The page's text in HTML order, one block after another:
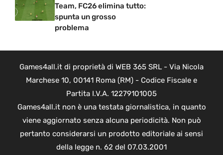
Team, FC26 elimina tutto:
spunta un grosso
problema
Games4all.it di proprietà di WEB 365 SRL - Via Nicola
Marchese 10, 00141 Roma (RM) - Codice Fiscale e
Partita I.V.A. 12279101005
Games4all.it non è una testata giornalistica, in quanto
viene aggiornato senza alcuna periodicità. Non può
pertanto considerarsi un prodotto editoriale ai sensi
della legge n. 62 del 07.03.2001